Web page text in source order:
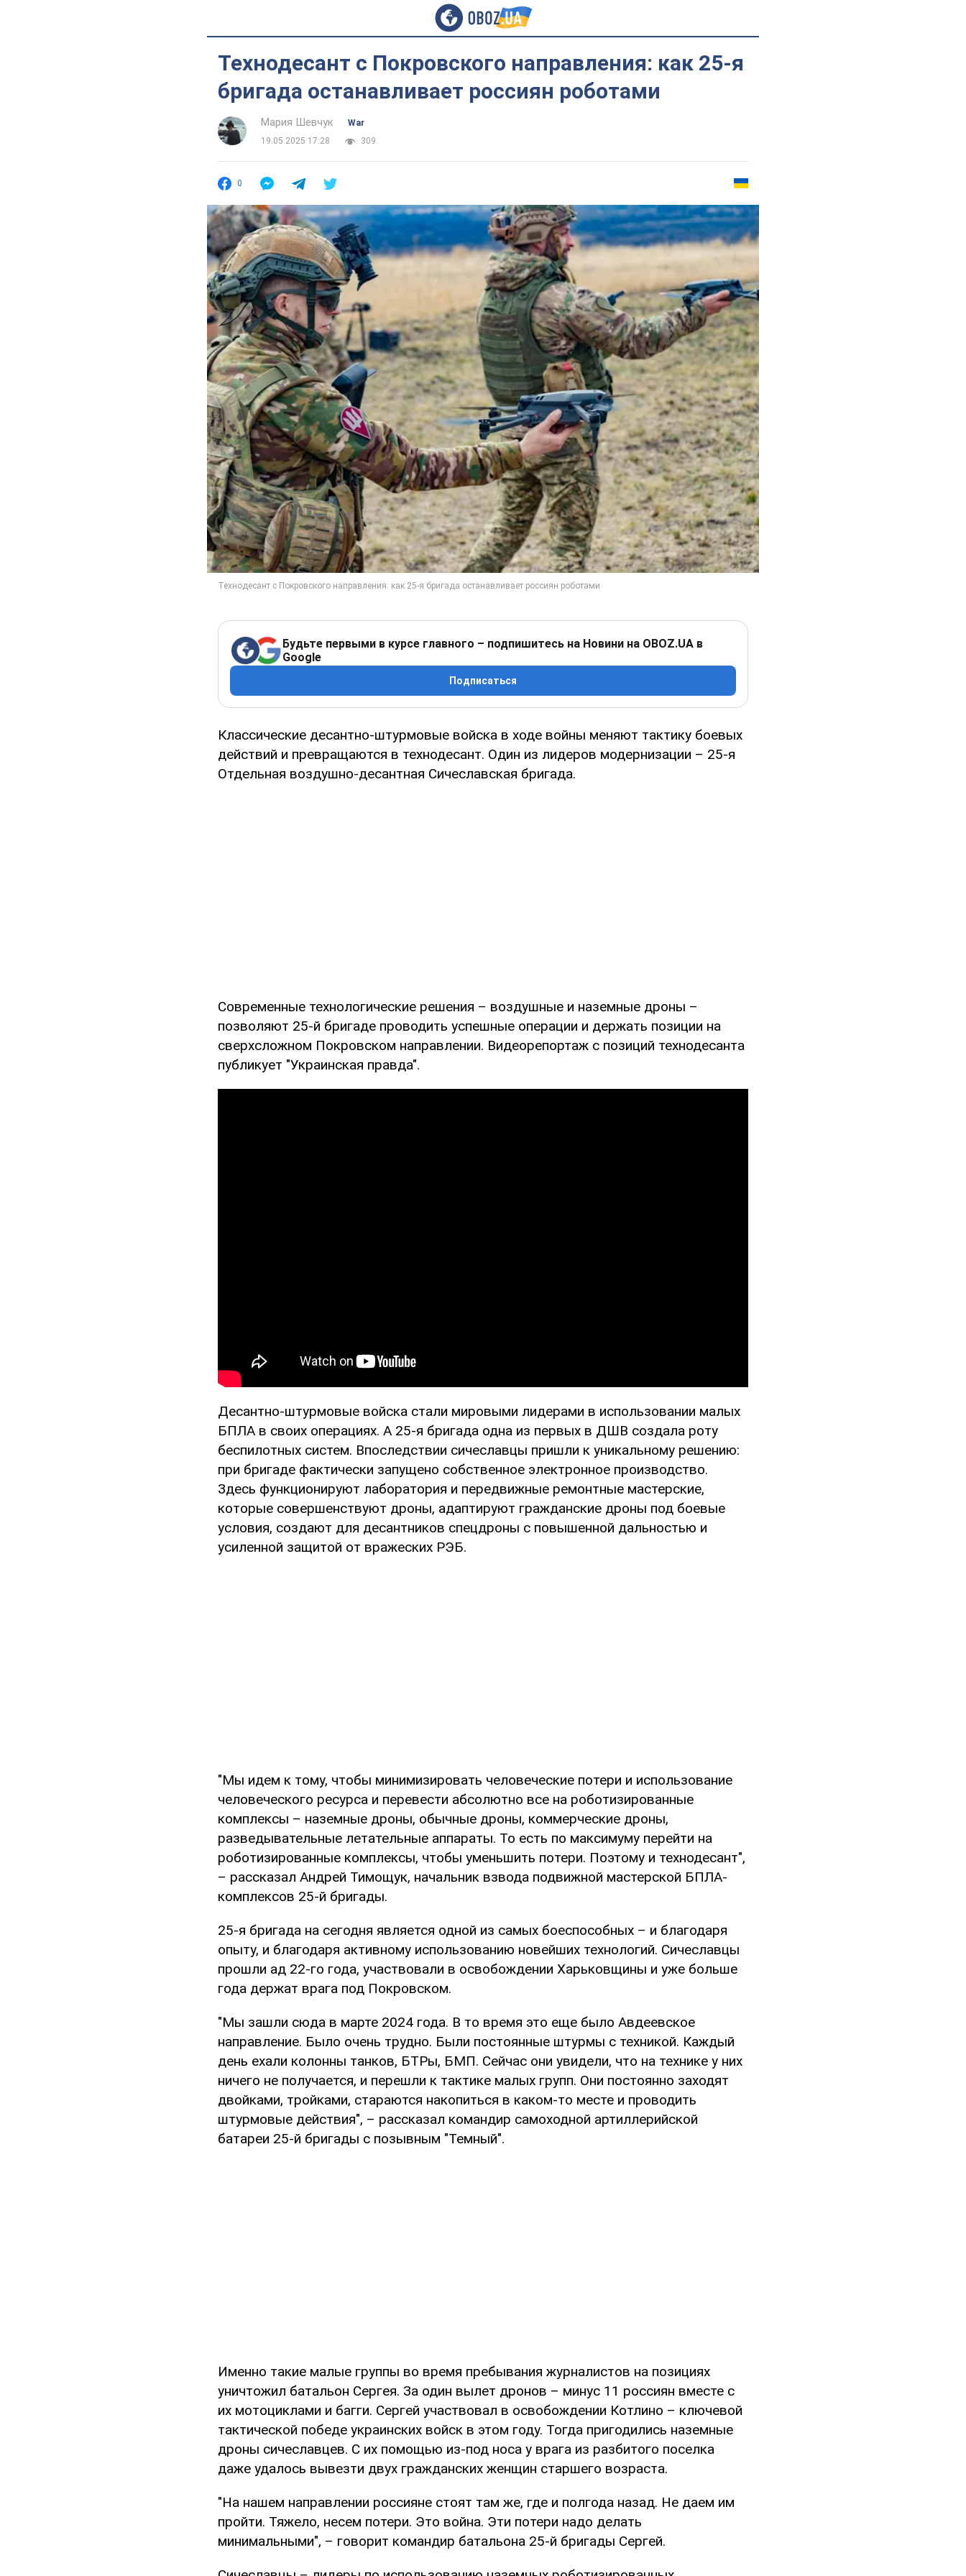
Технодесант с Покровского направления: как 25-я
бригада останавливает россиян роботами
Мария Шевчук
War
19.05.2025 17:28
309
0
Будьте первыми в курсе главного – подпишитесь на Новини на OBOZ.UA в
Google
Подписаться
Классические десантно-штурмовые войска в ходе войны меняют тактику боевых
действий и превращаются в технодесант. Один из лидеров модернизации – 25-я
Отдельная воздушно-десантная Сичеславская бригада.
Современные технологические решения – воздушные и наземные дроны –
позволяют 25-й бригаде проводить успешные операции и держать позиции на
сверхсложном Покровском направлении. Видеорепортаж с позиций технодесанта
публикует "Украинская правда".
Десантно-штурмовые войска стали мировыми лидерами в использовании малых
БПЛА в своих операциях. А 25-я бригада одна из первых в ДШВ создала роту
беспилотных систем. Впоследствии сичеславцы пришли к уникальному решению:
при бригаде фактически запущено собственное электронное производство.
Здесь функционируют лаборатория и передвижные ремонтные мастерские,
которые совершенствуют дроны, адаптируют гражданские дроны под боевые
условия, создают для десантников спецдроны с повышенной дальностью и
усиленной защитой от вражеских РЭБ.
"Мы идем к тому, чтобы минимизировать человеческие потери и использование
человеческого ресурса и перевести абсолютно все на роботизированные
комплексы – наземные дроны, обычные дроны, коммерческие дроны,
разведывательные летательные аппараты. То есть по максимуму перейти на
роботизированные комплексы, чтобы уменьшить потери. Поэтому и технодесант",
– рассказал Андрей Тимощук, начальник взвода подвижной мастерской БПЛА-
комплексов 25-й бригады.
25-я бригада на сегодня является одной из самых боеспособных – и благодаря
опыту, и благодаря активному использованию новейших технологий. Сичеславцы
прошли ад 22-го года, участвовали в освобождении Харьковщины и уже больше
года держат врага под Покровском.
"Мы зашли сюда в марте 2024 года. В то время это еще было Авдеевское
направление. Было очень трудно. Были постоянные штурмы с техникой. Каждый
день ехали колонны танков, БТРы, БМП. Сейчас они увидели, что на технике у них
ничего не получается, и перешли к тактике малых групп. Они постоянно заходят
двойками, тройками, стараются накопиться в каком-то месте и проводить
штурмовые действия", – рассказал командир самоходной артиллерийской
батареи 25-й бригады с позывным "Темный".
Именно такие малые группы во время пребывания журналистов на позициях
уничтожил батальон Сергея. За один вылет дронов – минус 11 россиян вместе с
их мотоциклами и багги. Сергей участвовал в освобождении Котлино – ключевой
тактической победе украинских войск в этом году. Тогда пригодились наземные
дроны сичеславцев. С их помощью из-под носа у врага из разбитого поселка
даже удалось вывезти двух гражданских женщин старшего возраста.
"На нашем направлении россияне стоят там же, где и полгода назад. Не даем им
пройти. Тяжело, несем потери. Это война. Эти потери надо делать
минимальными", – говорит командир батальона 25-й бригады Сергей.